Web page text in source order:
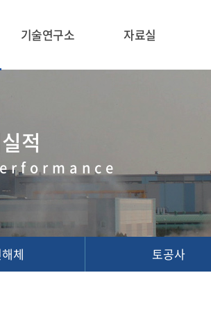
기술연구소 자료실
적
체 토공사